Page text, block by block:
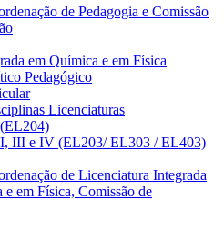
de Pedagogia e Comissão
em Química e em Física
Pedagógico
Licenciaturas
III e IV (EL203/ EL303 / EL403)
de Licenciatura Integrada
e em Física, Comissão de